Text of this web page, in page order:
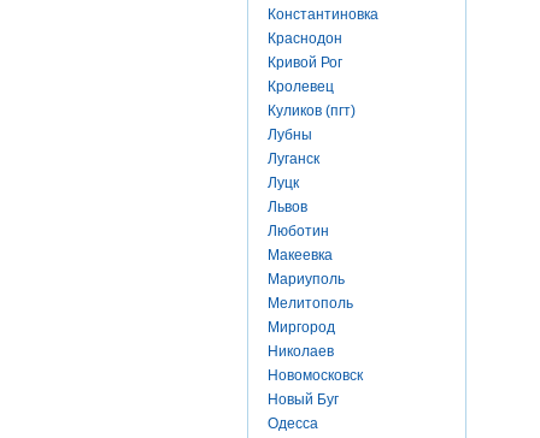
Константиновка
Краснодон
Кривой Рог
Кролевец
Куликов (пгт)
Лубны
Луганск
Луцк
Львов
Люботин
Макеевка
Мариуполь
Мелитополь
Миргород
Николаев
Новомосковск
Новый Буг
Одесса